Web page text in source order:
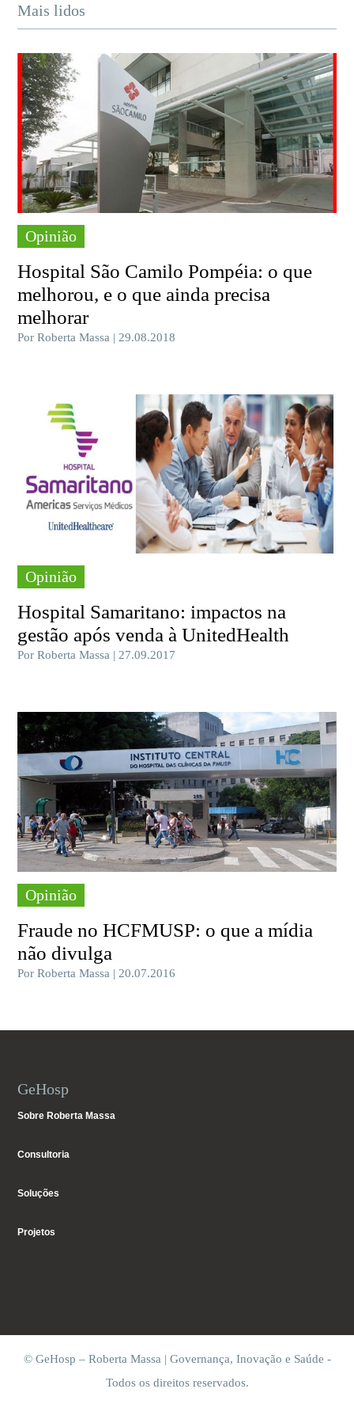
Mais lidos
Opinião
Hospital São Camilo Pompéia: o que
melhorou, e o que ainda precisa
melhorar
Por Roberta Massa | 29.08.2018
Opinião
Hospital Samaritano: impactos na
gestão após venda à UnitedHealth
Por Roberta Massa | 27.09.2017
Opinião
Fraude no HCFMUSP: o que a mídia
não divulga
Por Roberta Massa | 20.07.2016
GeHosp
Sobre Roberta Massa
Consultoria
Soluções
Projetos
© GeHosp – Roberta Massa | Governança, Inovação e Saúde -
Todos os direitos reservados.